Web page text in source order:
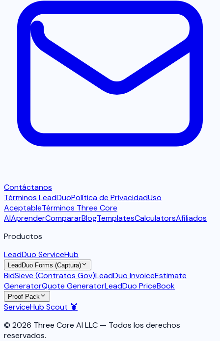
Contáctanos
Términos LeadDuoPolítica de PrivacidadUso
AceptableTérminos Three Core
AIAprenderCompararBlogTemplatesCalculatorsAfiliados
Productos
LeadDuo ServiceHub
LeadDuo Forms (Captura)
BidSieve (Contratos Gov)LeadDuo InvoiceEstimate
GeneratorQuote GeneratorLeadDuo PriceBook
Proof Pack
ServiceHub Scout 🦞
© 2026 Three Core AI LLC — Todos los derechos
reservados.